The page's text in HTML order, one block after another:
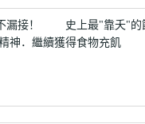
音不漏接！ 史上最"
神．繼續獲得食物充